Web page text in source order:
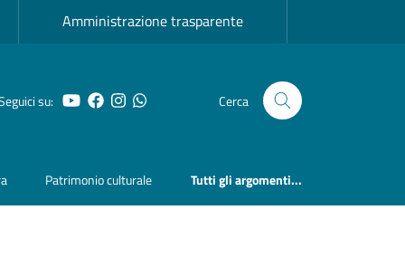
Amministrazione trasparente
su: YouTube
Facebook
Instagram
Whatsapp Cerca
Patrimonio culturale Tutti gli argomenti...